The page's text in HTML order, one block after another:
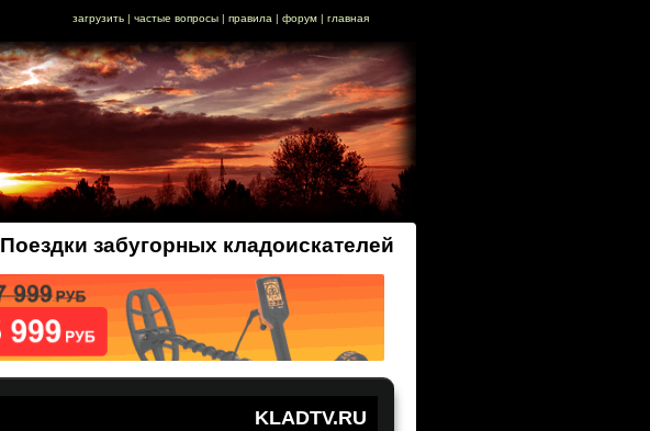
загрузить| частые вопросы| правила | форум| главная
Поездки забугорных кладоискателей
KLADTV.RU